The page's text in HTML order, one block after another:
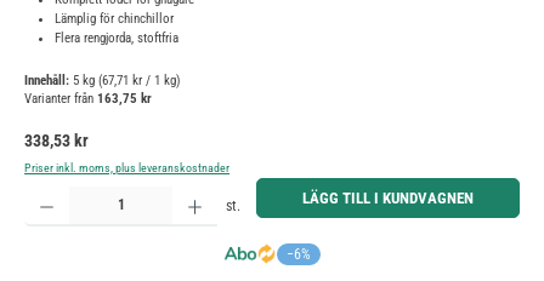
Lämplig för chinchillor
Flera rengjorda, stoftfria
Innehåll: 5 kg (67,71 kr / 1 kg)
Varianter från 163,75 kr
Ordinarie pris:
338,53 kr
Priser inkl. moms, plus leveranskostnader
−6%
Produktkvantitet: Ange önskat belopp eller använd knapparna för att öka eller minska kvantiteten.
st. LÄGG TILL I KUNDVAGNEN